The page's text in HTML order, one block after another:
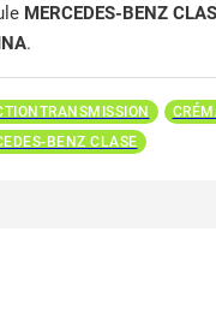
MERCEDES-BENZ
.
BENZ CLASE